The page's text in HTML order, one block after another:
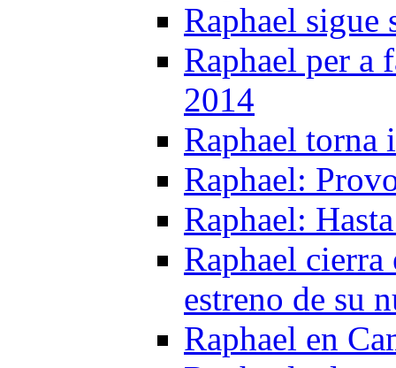
Raphael sigue
Raphael per a
2014
Raphael torna
Raphael:
Raphael:
Raphael
estreno de su
Raphael en